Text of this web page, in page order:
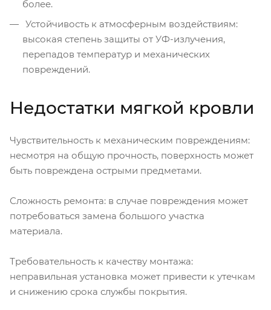
более.
Устойчивость к атмосферным воздействиям:
высокая степень защиты от УФ-излучения,
перепадов температур и механических
повреждений.
Недостатки мягкой кровли
Чувствительность к механическим повреждениям:
несмотря на общую прочность, поверхность может
быть повреждена острыми предметами.
Сложность ремонта: в случае повреждения может
потребоваться замена большого участка
материала.
Требовательность к качеству монтажа:
неправильная установка может привести к утечкам
и снижению срока службы покрытия.